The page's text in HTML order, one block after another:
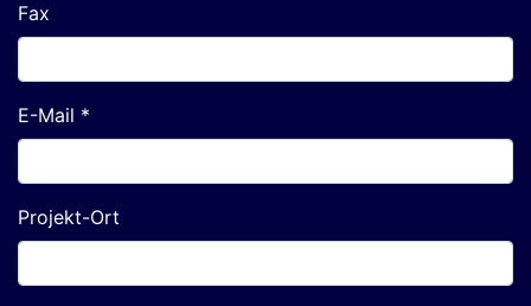
Fax
E-Mail *
Projekt-Ort